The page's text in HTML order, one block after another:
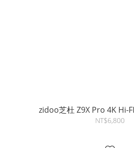
zidoo芝杜 Z9X Pro 4K Hi-
NT$6,800